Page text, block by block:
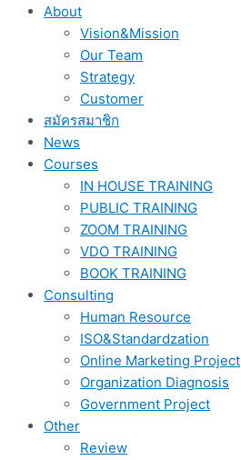
About
Vision&Mission
Our Team
Strategy
Customer
สมัครสมาชิก
News
Courses
IN HOUSE TRAINING
PUBLIC TRAINING
ZOOM TRAINING
VDO TRAINING
BOOK TRAINING
Consulting
Human Resource
ISO&Standardzation
Online Marketing Project
Organization Diagnosis
Government Project
Other
Review